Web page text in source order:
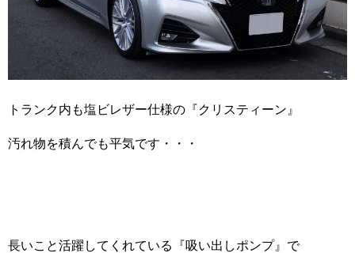
トランク内も塩ビレザー仕様の『クリスティーン』
汚れ物を積んでも平気です・・・
長いこと活躍してくれている『吸い出しポンプ』で